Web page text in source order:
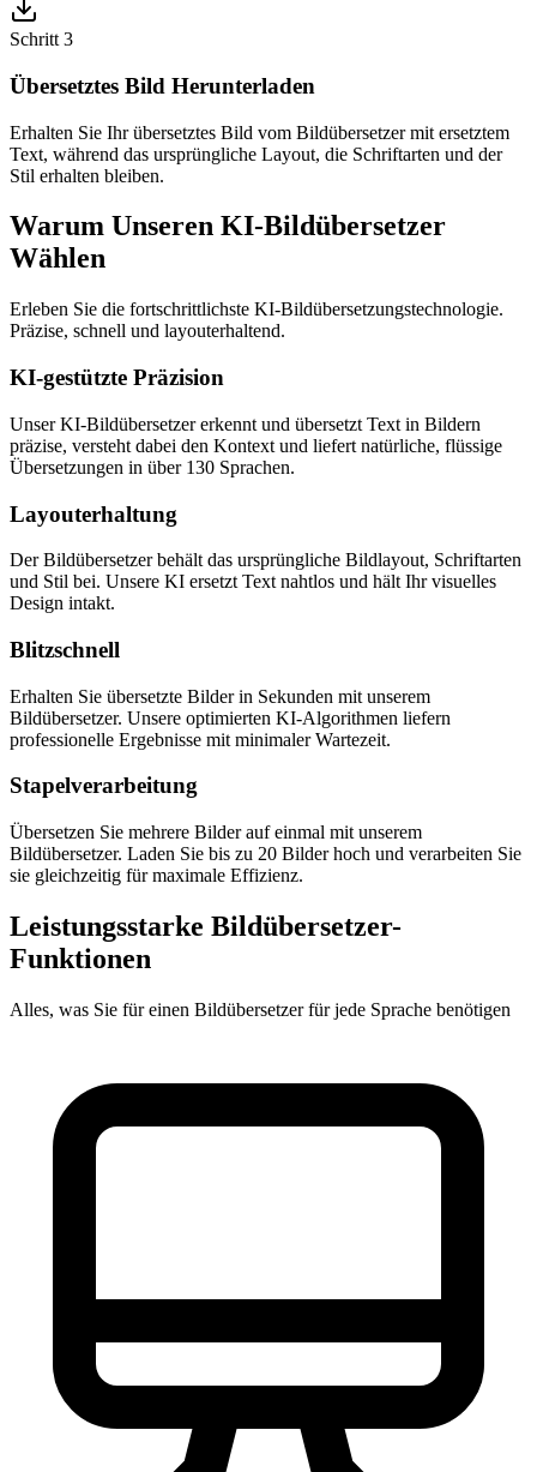
Schritt 3
Übersetztes Bild Herunterladen
Erhalten Sie Ihr übersetztes Bild vom Bildübersetzer mit ersetztem
Text, während das ursprüngliche Layout, die Schriftarten und der
Stil erhalten bleiben.
Warum Unseren KI-Bildübersetzer
Wählen
Erleben Sie die fortschrittlichste KI-Bildübersetzungstechnologie.
Präzise, schnell und layouterhaltend.
KI-gestützte Präzision
Unser KI-Bildübersetzer erkennt und übersetzt Text in Bildern
präzise, versteht dabei den Kontext und liefert natürliche, flüssige
Übersetzungen in über 130 Sprachen.
Layouterhaltung
Der Bildübersetzer behält das ursprüngliche Bildlayout, Schriftarten
und Stil bei. Unsere KI ersetzt Text nahtlos und hält Ihr visuelles
Design intakt.
Blitzschnell
Erhalten Sie übersetzte Bilder in Sekunden mit unserem
Bildübersetzer. Unsere optimierten KI-Algorithmen liefern
professionelle Ergebnisse mit minimaler Wartezeit.
Stapelverarbeitung
Übersetzen Sie mehrere Bilder auf einmal mit unserem
Bildübersetzer. Laden Sie bis zu 20 Bilder hoch und verarbeiten Sie
sie gleichzeitig für maximale Effizienz.
Leistungsstarke Bildübersetzer-
Funktionen
Alles, was Sie für einen Bildübersetzer für jede Sprache benötigen